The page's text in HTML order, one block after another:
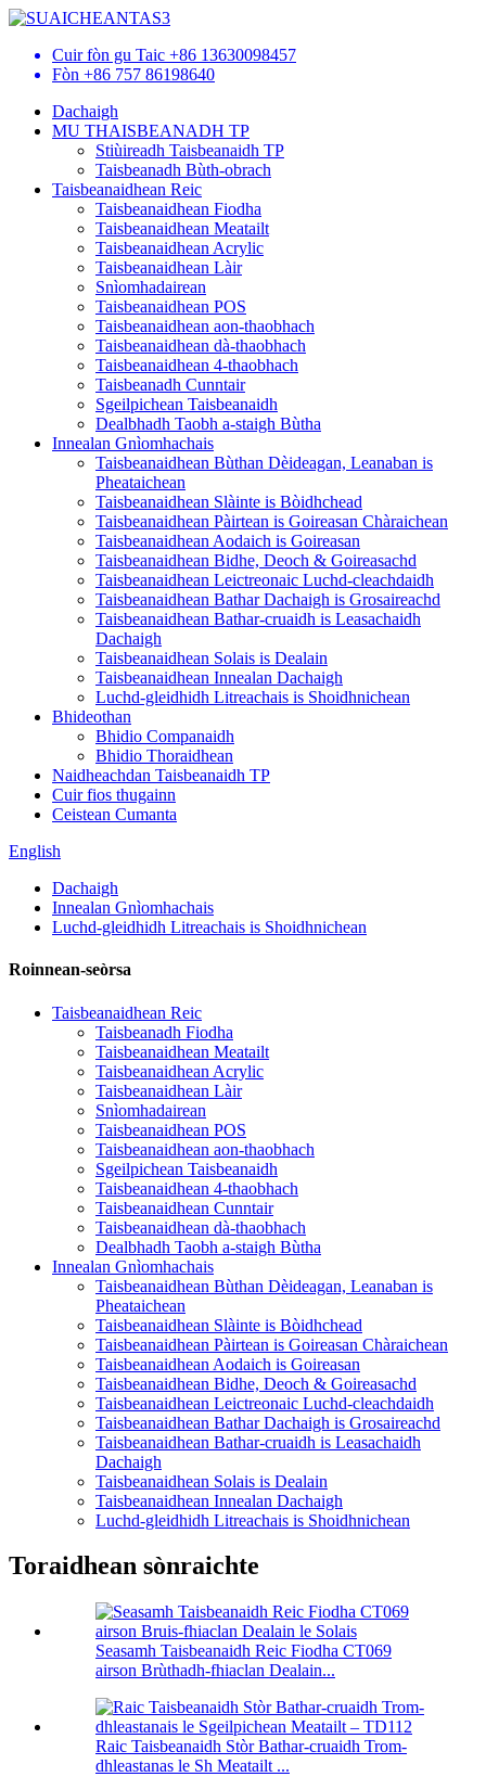
Cuir fòn gu Taic +86 13630098457
Fòn +86 757 86198640
Dachaigh
MU THAISBEANADH TP
Stiùireadh Taisbeanaidh TP
Taisbeanadh Bùth-obrach
Taisbeanaidhean Reic
Taisbeanaidhean Fiodha
Taisbeanaidhean Meatailt
Taisbeanaidhean Acrylic
Taisbeanaidhean Làir
Snìomhadairean
Taisbeanaidhean POS
Taisbeanaidhean aon-thaobhach
Taisbeanaidhean dà-thaobhach
Taisbeanaidhean 4-thaobhach
Taisbeanadh Cunntair
Sgeilpichean Taisbeanaidh
Dealbhadh Taobh a-staigh Bùtha
Innealan Gnìomhachais
Taisbeanaidhean Bùthan Dèideagan, Leanaban is
Pheataichean
Taisbeanaidhean Slàinte is Bòidhchead
Taisbeanaidhean Pàirtean is Goireasan Chàraichean
Taisbeanaidhean Aodaich is Goireasan
Taisbeanaidhean Bidhe, Deoch & Goireasachd
Taisbeanaidhean Leictreonaic Luchd-cleachdaidh
Taisbeanaidhean Bathar Dachaigh is Grosaireachd
Taisbeanaidhean Bathar-cruaidh is Leasachaidh
Dachaigh
Taisbeanaidhean Solais is Dealain
Taisbeanaidhean Innealan Dachaigh
Luchd-gleidhidh Litreachais is Shoidhnichean
Bhideothan
Bhidio Companaidh
Bhidio Thoraidhean
Naidheachdan Taisbeanaidh TP
Cuir fios thugainn
Ceistean Cumanta
English
Dachaigh
Innealan Gnìomhachais
Luchd-gleidhidh Litreachais is Shoidhnichean
Roinnean-seòrsa
Taisbeanaidhean Reic
Taisbeanadh Fiodha
Taisbeanaidhean Meatailt
Taisbeanaidhean Acrylic
Taisbeanaidhean Làir
Snìomhadairean
Taisbeanaidhean POS
Taisbeanaidhean aon-thaobhach
Sgeilpichean Taisbeanaidh
Taisbeanaidhean 4-thaobhach
Taisbeanaidhean Cunntair
Taisbeanaidhean dà-thaobhach
Dealbhadh Taobh a-staigh Bùtha
Innealan Gnìomhachais
Taisbeanaidhean Bùthan Dèideagan, Leanaban is
Pheataichean
Taisbeanaidhean Slàinte is Bòidhchead
Taisbeanaidhean Pàirtean is Goireasan Chàraichean
Taisbeanaidhean Aodaich is Goireasan
Taisbeanaidhean Bidhe, Deoch & Goireasachd
Taisbeanaidhean Leictreonaic Luchd-cleachdaidh
Taisbeanaidhean Bathar Dachaigh is Grosaireachd
Taisbeanaidhean Bathar-cruaidh is Leasachaidh
Dachaigh
Taisbeanaidhean Solais is Dealain
Taisbeanaidhean Innealan Dachaigh
Luchd-gleidhidh Litreachais is Shoidhnichean
Toraidhean sònraichte
Seasamh Taisbeanaidh Reic Fiodha CT069
airson Brùthadh-fhiaclan Dealain...
Raic Taisbeanaidh Stòr Bathar-cruaidh Trom-
dhleastanas le Sh Meatailt ...